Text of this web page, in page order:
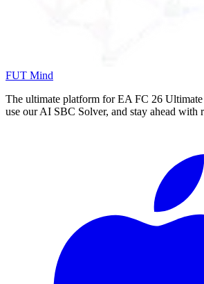
FUT Mind
The ultimate platform for EA FC 26 Ultimate
use our AI SBC Solver, and stay ahead with